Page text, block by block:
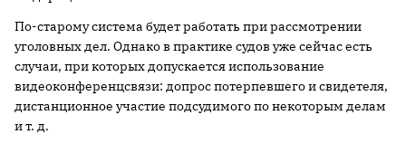
По-старому система будет работать при рассмотрении
уголовных дел. Однако в практике судов уже сейчас есть
случаи, при которых допускается использование
видеоконференцсвязи: допрос потерпевшего и свидетеля,
дистанционное участие подсудимого по некоторым делам
и т. д.